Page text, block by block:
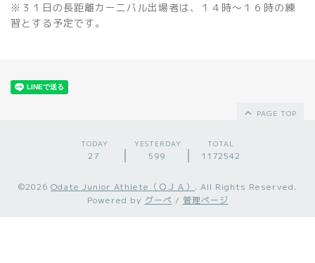
※３１日の長距離カーニバル出場者は、１４時～１６時の練
習とする予定です。
PAGE TOP
TODAY
27
YESTERDAY
599
TOTAL
1172542
©2026 Odate Junior Athlete（ＯＪＡ） . All Rights Reserved.
Powered by グーペ / 管理ページ